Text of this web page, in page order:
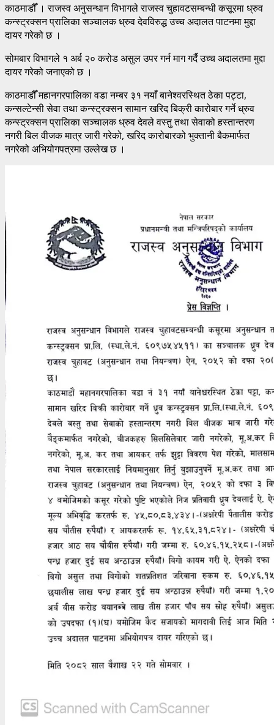
काठमाडौँ । राजस्व अनुसन्धान विभागले राजस्व चुहावटसम्बन्धी कसूरमा ध्रुव
कन्स्ट्रक्सन प्रालिका सञ्चालक ध्रुव देवविरुद्ध उच्च अदालत पाटनमा मुद्दा
दायर गरेको छ ।
सोमबार विभागले १ अर्ब २० करोड असुल उपर गर्न माग गर्दै उच्च अदालतमा मुद्दा
दायर गरेको जनाएको छ ।
काठमाडौँ महानगरपालिका वडा नम्बर ३१ नयाँ बानेश्वरस्थित ठेका पट्टा,
कन्सल्टेन्सी सेवा तथा कन्स्ट्रक्सन सामान खरिद बिक्री कारोबार गर्ने ध्रुव
कन्स्ट्रक्सन प्रालिका सञ्चालक ध्रुव देवले वस्तु तथा सेवाको हस्तान्तरण
नगरी बिल वीजक मात्र जारी गरेको, खरिद कारोबारको भुक्तानी बैकमार्फत
नगरेको अभियोगपत्रमा उल्लेख छ ।